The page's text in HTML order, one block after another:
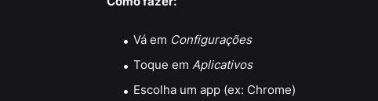
Vá em Configurações
Toque em Aplicativos
Escolha um app (ex: Chrome)